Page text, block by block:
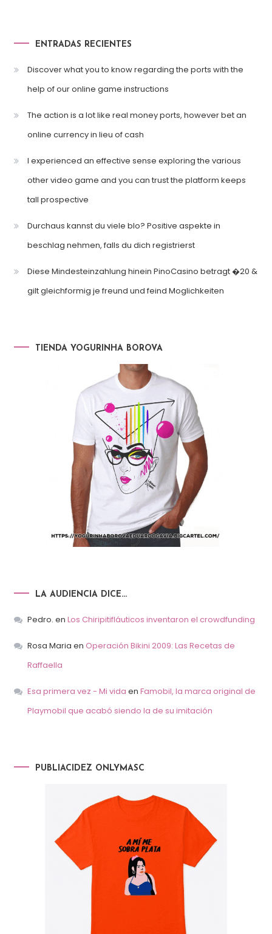
ENTRADAS RECIENTES
Discover what you to know regarding the ports with the
help of our online game instructions
The action is a lot like real money ports, however bet an
online currency in lieu of cash
I experienced an effective sense exploring the various
other video game and you can trust the platform keeps
tall prospective
Durchaus kannst du viele blo? Positive aspekte in
beschlag nehmen, falls du dich registrierst
Diese Mindesteinzahlung hinein PinoCasino betragt �20 &
gilt gleichformig je freund und feind Moglichkeiten
TIENDA YOGURINHA BOROVA
LA AUDIENCIA DICE…
Pedro. en Los Chiripitifláuticos inventaron el crowdfunding
Rosa Maria en Operación Bikini 2009: Las Recetas de
Raffaella
Esa primera vez - Mi vida en Famobil, la marca original de
Playmobil que acabó siendo la de su imitación
PUBLIACIDEZ ONLYMASC